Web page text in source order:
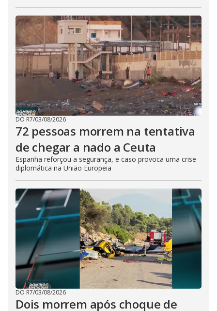
DO R7/03/08/2026
72 pessoas morrem na tentativa
de chegar a nado a Ceuta
Espanha reforçou a segurança, e caso provoca uma crise
diplomática na União Europeia
DO R7/03/08/2026
Dois morrem após choque de